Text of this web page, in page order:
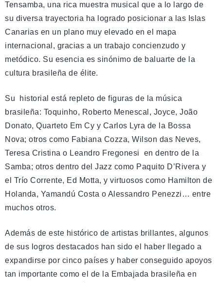
Tensamba, una rica muestra musical que a lo largo de
su diversa trayectoria ha logrado posicionar a las Islas
Canarias en un plano muy elevado en el mapa
internacional, gracias a un trabajo concienzudo y
metódico. Su esencia es sinónimo de baluarte de la
cultura brasileña de élite.
Su historial está repleto de figuras de la música
brasileña: Toquinho, Roberto Menescal, Joyce, João
Donato, Quarteto Em Cy y Carlos Lyra de la Bossa
Nova; otros como Fabiana Cozza, Wilson das Neves,
Teresa Cristina o Leandro Fregonesi en dentro de la
Samba; otros dentro del Jazz como Paquito D’Rivera y
el Trío Corrente, Ed Motta, y virtuosos como Hamilton de
Holanda, Yamandú Costa o Alessandro Penezzi… entre
muchos otros.
Además de este histórico de artistas brillantes, algunos
de sus logros destacados han sido el haber llegado a
expandirse por cinco países y haber conseguido apoyos
tan importante como el de la Embajada brasileña en